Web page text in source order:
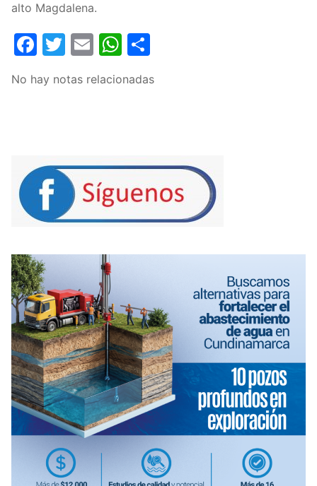
alto Magdalena.
Facebook
Twitter
EmailWhatsApp
No hay notas relacionadas